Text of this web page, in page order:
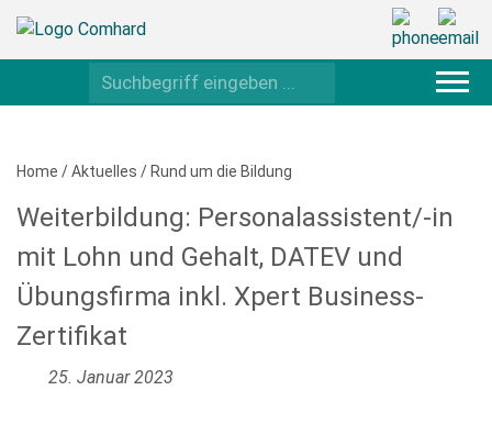
Home /Aktuelles / Rund um die Bildung
Weiterbildung: Personalassistent/-in
mit Lohn und Gehalt, DATEV und
Übungsfirma inkl. Xpert Business-
Zertifikat
25. Januar 2023